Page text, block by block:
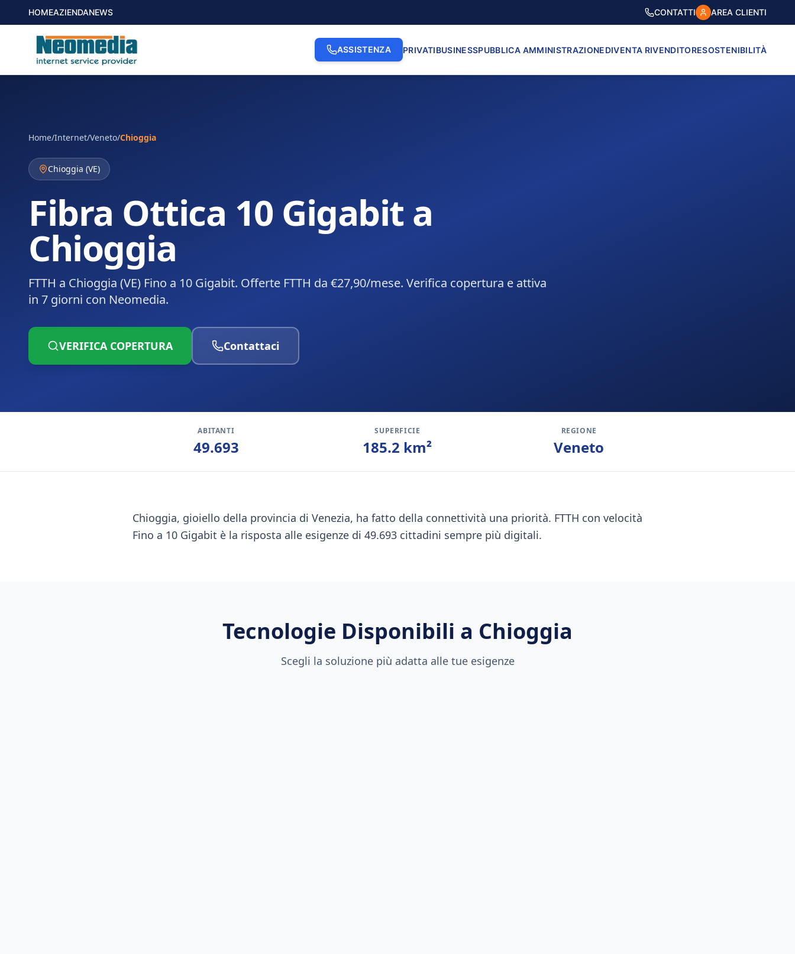
HOMEAZIENDANEWS CONTATTI AREA CLIENTI
ASSISTENZA PRIVATIBUSINESSPUBBLICA AMMINISTRAZIONEDIVENTA RIVENDITORESOSTENIBILITÀ
Home/Internet/Veneto/Chioggia
Chioggia (VE)
Fibra Ottica 10 Gigabit a
Chioggia
FTTH a Chioggia (VE) Fino a 10 Gigabit. Offerte FTTH da €27,90/mese. Verifica copertura e attiva
in 7 giorni con Neomedia.
VERIFICA COPERTURA Contattaci
ABITANTI
49.693
SUPERFICIE
185.2 km²
REGIONE
Veneto
Chioggia, gioiello della provincia di Venezia, ha fatto della connettività una priorità. FTTH con velocità
Fino a 10 Gigabit è la risposta alle esigenze di 49.693 cittadini sempre più digitali.
Tecnologie Disponibili a Chioggia
Scegli la soluzione più adatta alle tue esigenze